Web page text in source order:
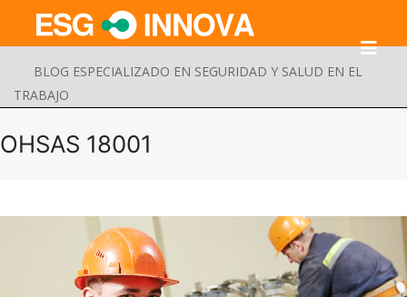
BLOG ESPECIALIZADO EN SEGURIDAD Y SALUD EN EL
TRABAJO
OHSAS 18001